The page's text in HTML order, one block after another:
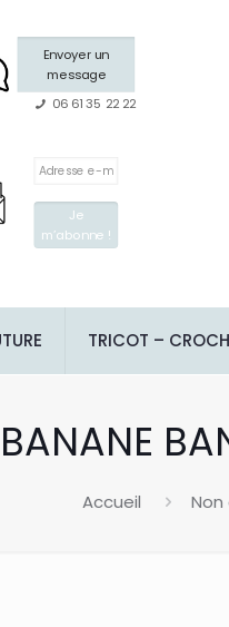
Envoyer un
message
06 61 35 22 22
TRICOT –
Accueil Non